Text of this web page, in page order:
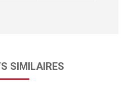
SIMILAIRES